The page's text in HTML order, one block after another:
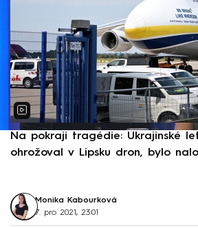
Na pokraji tragédie: Ukrajinské
ohrožoval v Lipsku dron, bylo
Monika Kabourková
7. pro 2021, 23:01